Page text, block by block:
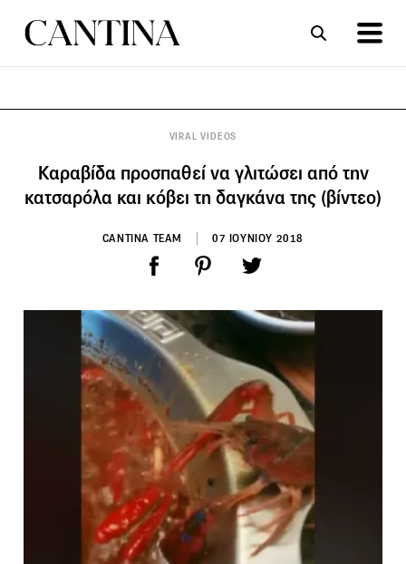
VIRAL VIDEOS
Καραβίδα προσπαθεί να γλιτώσει από την
κατσαρόλα και κόβει τη δαγκάνα της (βίντεο)
CANTINA TEAM 07 ΙΟΥΝΙΟΥ 2018